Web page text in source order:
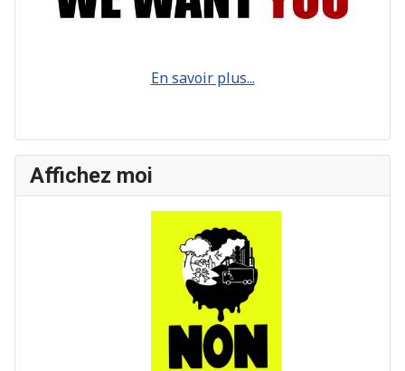
En savoir plus...
Affichez moi